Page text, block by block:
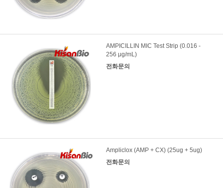
AMPICILLIN MIC Test Strip (0.016 -
256 μg/mL)
전화문의
Ampliclox (AMP + CX) (25ug + 5ug)
전화문의